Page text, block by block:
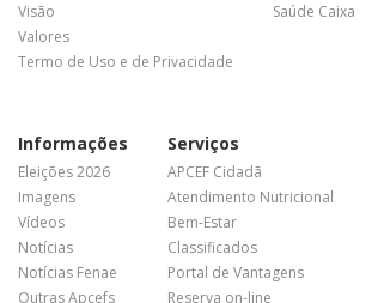
Visão
Valores
Termo de Uso e de Privacidade
Saúde Caixa
Informações
Eleições 2026
Imagens
Vídeos
Notícias
Notícias Fenae
Outras Apcefs
Serviços
APCEF Cidadã
Atendimento Nutricional
Bem-Estar
Classificados
Portal de Vantagens
Reserva on-line